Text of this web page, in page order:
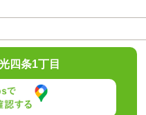
四条1丁目